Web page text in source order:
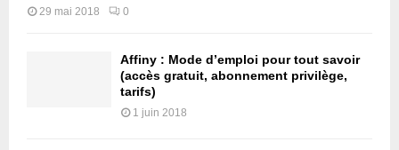
29 mai 2018 0
Affiny : Mode d’emploi pour tout savoir
(accès gratuit, abonnement privilège,
tarifs)
1 juin 2018